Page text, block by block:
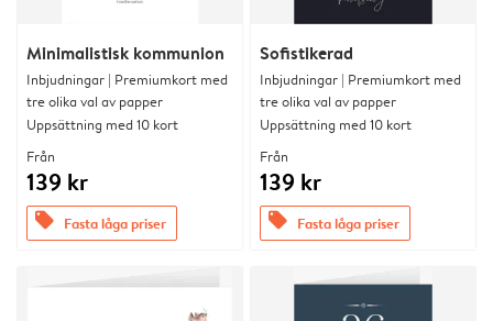
Minimalistisk kommunion
Inbjudningar | Premiumkort med
tre olika val av papper
Uppsättning med 10 kort
Från
139 kr
offers Fasta låga priser
Sofistikerad
Inbjudningar | Premiumkort med
tre olika val av papper
Uppsättning med 10 kort
Från
139 kr
offers Fasta låga priser